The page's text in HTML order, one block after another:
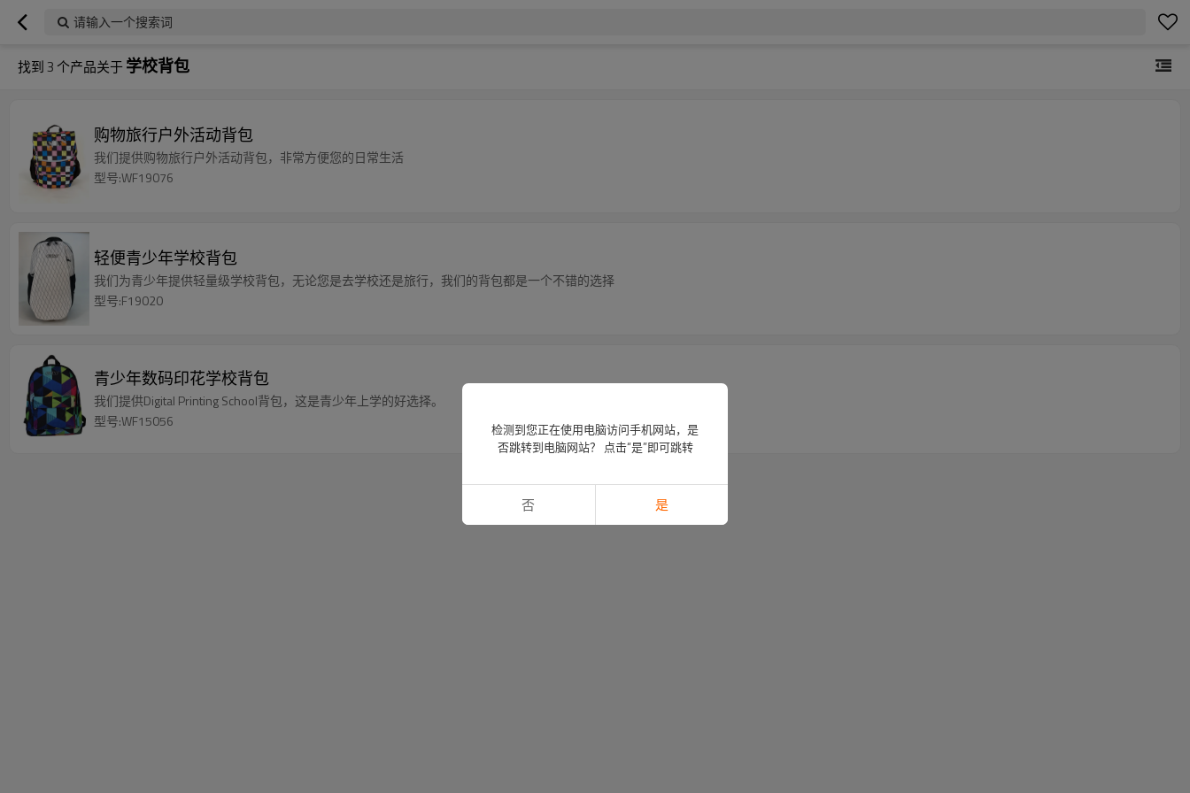
请输入一个搜索词
找到3个产品关于学校背包
购物旅行户外活动背包
我们提供购物旅行户外活动背包，非常方便您的日常生活
型号:WF19076
轻便青少年学校背包
我们为青少年提供轻量级学校背包，无论您是去学校还是旅行，我们的背包都是一个不错的选择
型号:F19020
青少年数码印花学校背包
我们提供Digital Printing School背包，这是青少年上学的好选择。
型号:WF15056
检测到您正在使用电脑访问手机网站，是
否跳转到电脑网站？ 点击“是”即可跳转
否 是